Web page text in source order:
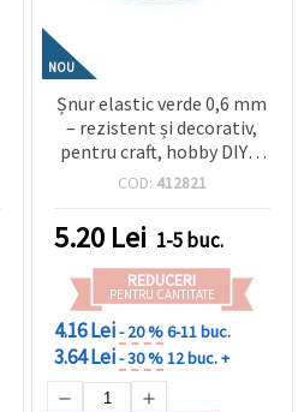
NOU
Șnur elastic verde 0,6 mm
– rezistent și decorativ,
pentru craft, hobby DIY și
bijuterii handmade, rolă
COD: 412821
5.20 Lei 1-5 buc.
REDUCERI
PENTRU CANTITATE
4.16 Lei- 20 %6-11 buc.
3.64 Lei- 30 %12 buc. +